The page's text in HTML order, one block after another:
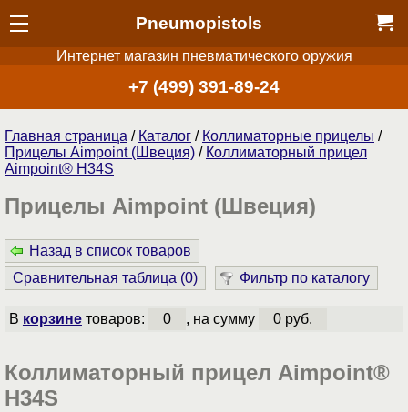
Pneumopistols
Интернет магазин пневматического оружия
+7 (499) 391-89-24
Главная страница / Каталог / Коллиматорные прицелы /
Прицелы Aimpoint (Швеция) / Коллиматорный прицел
Aimpoint® H34S
Прицелы Aimpoint (Швеция)
Назад в список товаров
Сравнительная таблица (0) Фильтр по каталогу
В корзинетоваров: 0 , на сумму 0 руб.
Коллиматорный прицел Aimpoint®
H34S